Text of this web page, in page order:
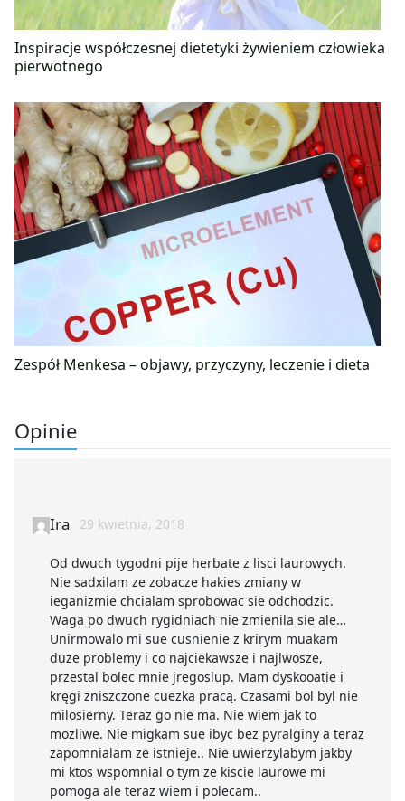
Inspiracje współczesnej dietetyki żywieniem człowieka
pierwotnego
Zespół Menkesa – objawy, przyczyny, leczenie i dieta
Opinie
Ira 29 kwietnia, 2018
Od dwuch tygodni pije herbate z lisci laurowych.
Nie sadxilam ze zobacze hakies zmiany w
ieganizmie chcialam sprobowac sie odchodzic.
Waga po dwuch rygidniach nie zmienila sie ale…
Unirmowalo mi sue cusnienie z krirym muakam
duze problemy i co najciekawsze i najlwosze,
przestal bolec mnie jregoslup. Mam dyskooatie i
kręgi zniszczone cuezka pracą. Czasami bol byl nie
milosierny. Teraz go nie ma. Nie wiem jak to
mozliwe. Nie migkam sue ibyc bez pyralginy a teraz
zapomnialam ze istnieje.. Nie uwierzylabym jakby
mi ktos wspomnial o tym ze kiscie laurowe mi
pomoga ale teraz wiem i polecam..